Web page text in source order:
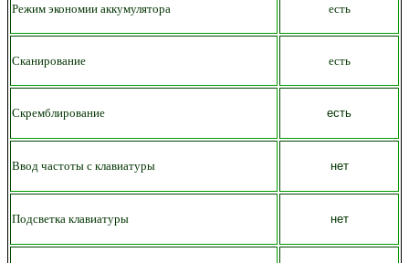
Режим экономии аккумулятора есть
Сканирование есть
Скремблирование есть
Ввод частоты с клавиатуры нет
Подсветка клавиатуры нет